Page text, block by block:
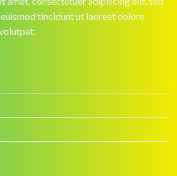
tincidunt ut laoreet dolore